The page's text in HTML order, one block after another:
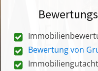
Bewertung von